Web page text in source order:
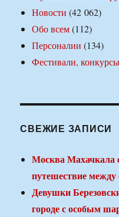
Новости (42 062)
Обо всем(112)
Персоналии (134)
Фестивали,
СВЕЖИЕ ЗАПИСИ
Москва Махачкала
путешествие
Девушки
городе с особым